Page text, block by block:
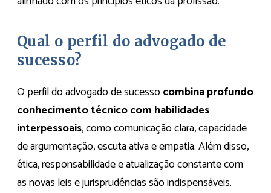
Qual o perfil do advogado de
sucesso?
O perfil do advogado de sucessocombina profundo
conhecimento técnico com habilidades
interpessoais, como comunicação clara, capacidade
de argumentação, escuta ativa e empatia. Além disso,
ética, responsabilidade e atualização constante com
as novas leis e jurisprudências são indispensáveis.